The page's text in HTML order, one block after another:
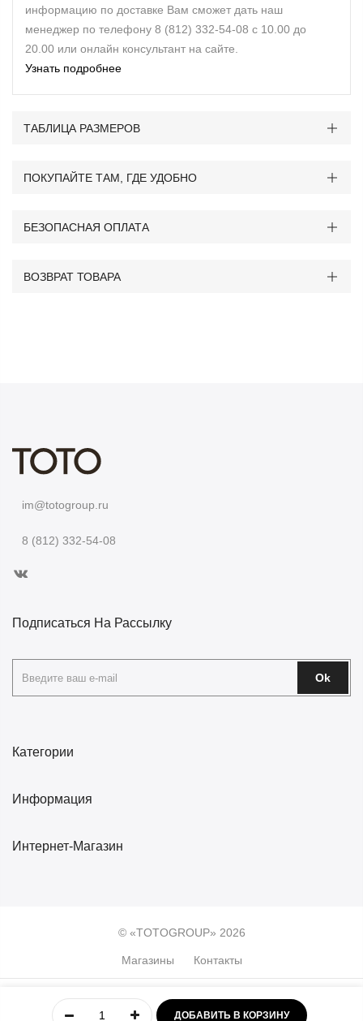
информацию по доставке Вам сможет дать наш
менеджер по телефону 8 (812) 332-54-08 с 10.00 до
20.00 или онлайн консультант на сайте.
Узнать подробнее
ТАБЛИЦА РАЗМЕРОВ
ПОКУПАЙТЕ ТАМ, ГДЕ УДОБНО
БЕЗОПАСНАЯ ОПЛАТА
ВОЗВРАТ ТОВАРА
im@totogroup.ru
8 (812) 332-54-08
Категории
Информация
Интернет-Магазин
Подписаться На Рассылку
Ok
© «TOTOGROUP» 2026
Магазины Контакты
Учётная Меню Избранное
ДОБАВИТЬ В КОРЗИНУ